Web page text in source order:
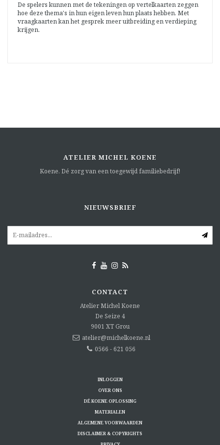
De spelers kunnen met de tekeningen op vertelkaarten zeggen
hoe deze thema's in hun eigen leven hun plaats hebben. Met
vraagkaarten kan het gesprek meer uitbreiding en verdieping
krijgen.
ATELIER MICHEL KOENE
Koene. Dé zorg van een toegewijd familiebedrijf!
NIEUWSBRIEF
CONTACT
Atelier Michel Koene
De Seize 4
9001 XT Grou
atelier@michelkoene.nl
0566 - 621 056
INLOGGEN
OVER ONS
DÉ KOENE OPLOSSING
MATERIALEN
ALGEMENE VOORWAARDEN
DISCLAIMER & COPYRIGHTS